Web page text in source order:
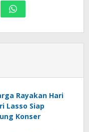
Rayakan Hari
Lasso Siap
Konser